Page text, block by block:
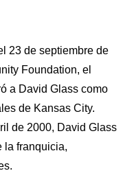
23 de septiembre de
Foundation, el
a David Glass como
de Kansas City.
de 2000, David Glass
la franquicia,